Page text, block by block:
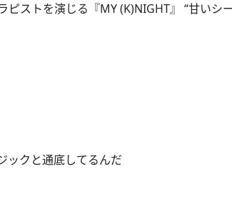
ストを演じる『MY (K)NIGHT』 “甘いシ
ックと通底してるんだ